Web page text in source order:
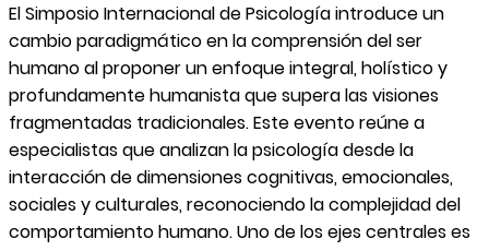
El Simposio Internacional de Psicología introduce un
cambio paradigmático en la comprensión del ser
humano al proponer un enfoque integral, holístico y
profundamente humanista que supera las visiones
fragmentadas tradicionales. Este evento reúne a
especialistas que analizan la psicología desde la
interacción de dimensiones cognitivas, emocionales,
sociales y culturales, reconociendo la complejidad del
comportamiento humano. Uno de los ejes centrales es